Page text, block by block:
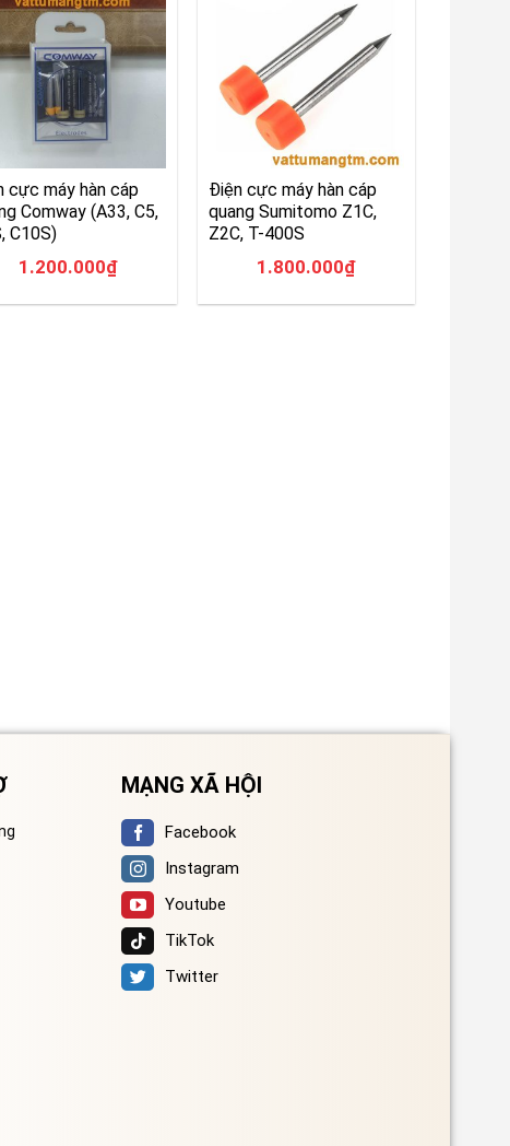
cực máy hàn cáp
Comway (A33, C5,
C10S)
1.200.000₫
Điện cực máy hàn cáp
quang Sumitomo Z1C,
Z2C, T-400S
1.800.000₫
MẠNG XÃ HỘI
Facebook
Instagram
Youtube
TikTok
Twitter